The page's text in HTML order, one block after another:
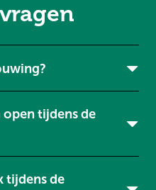
tijdens de
tijdens de